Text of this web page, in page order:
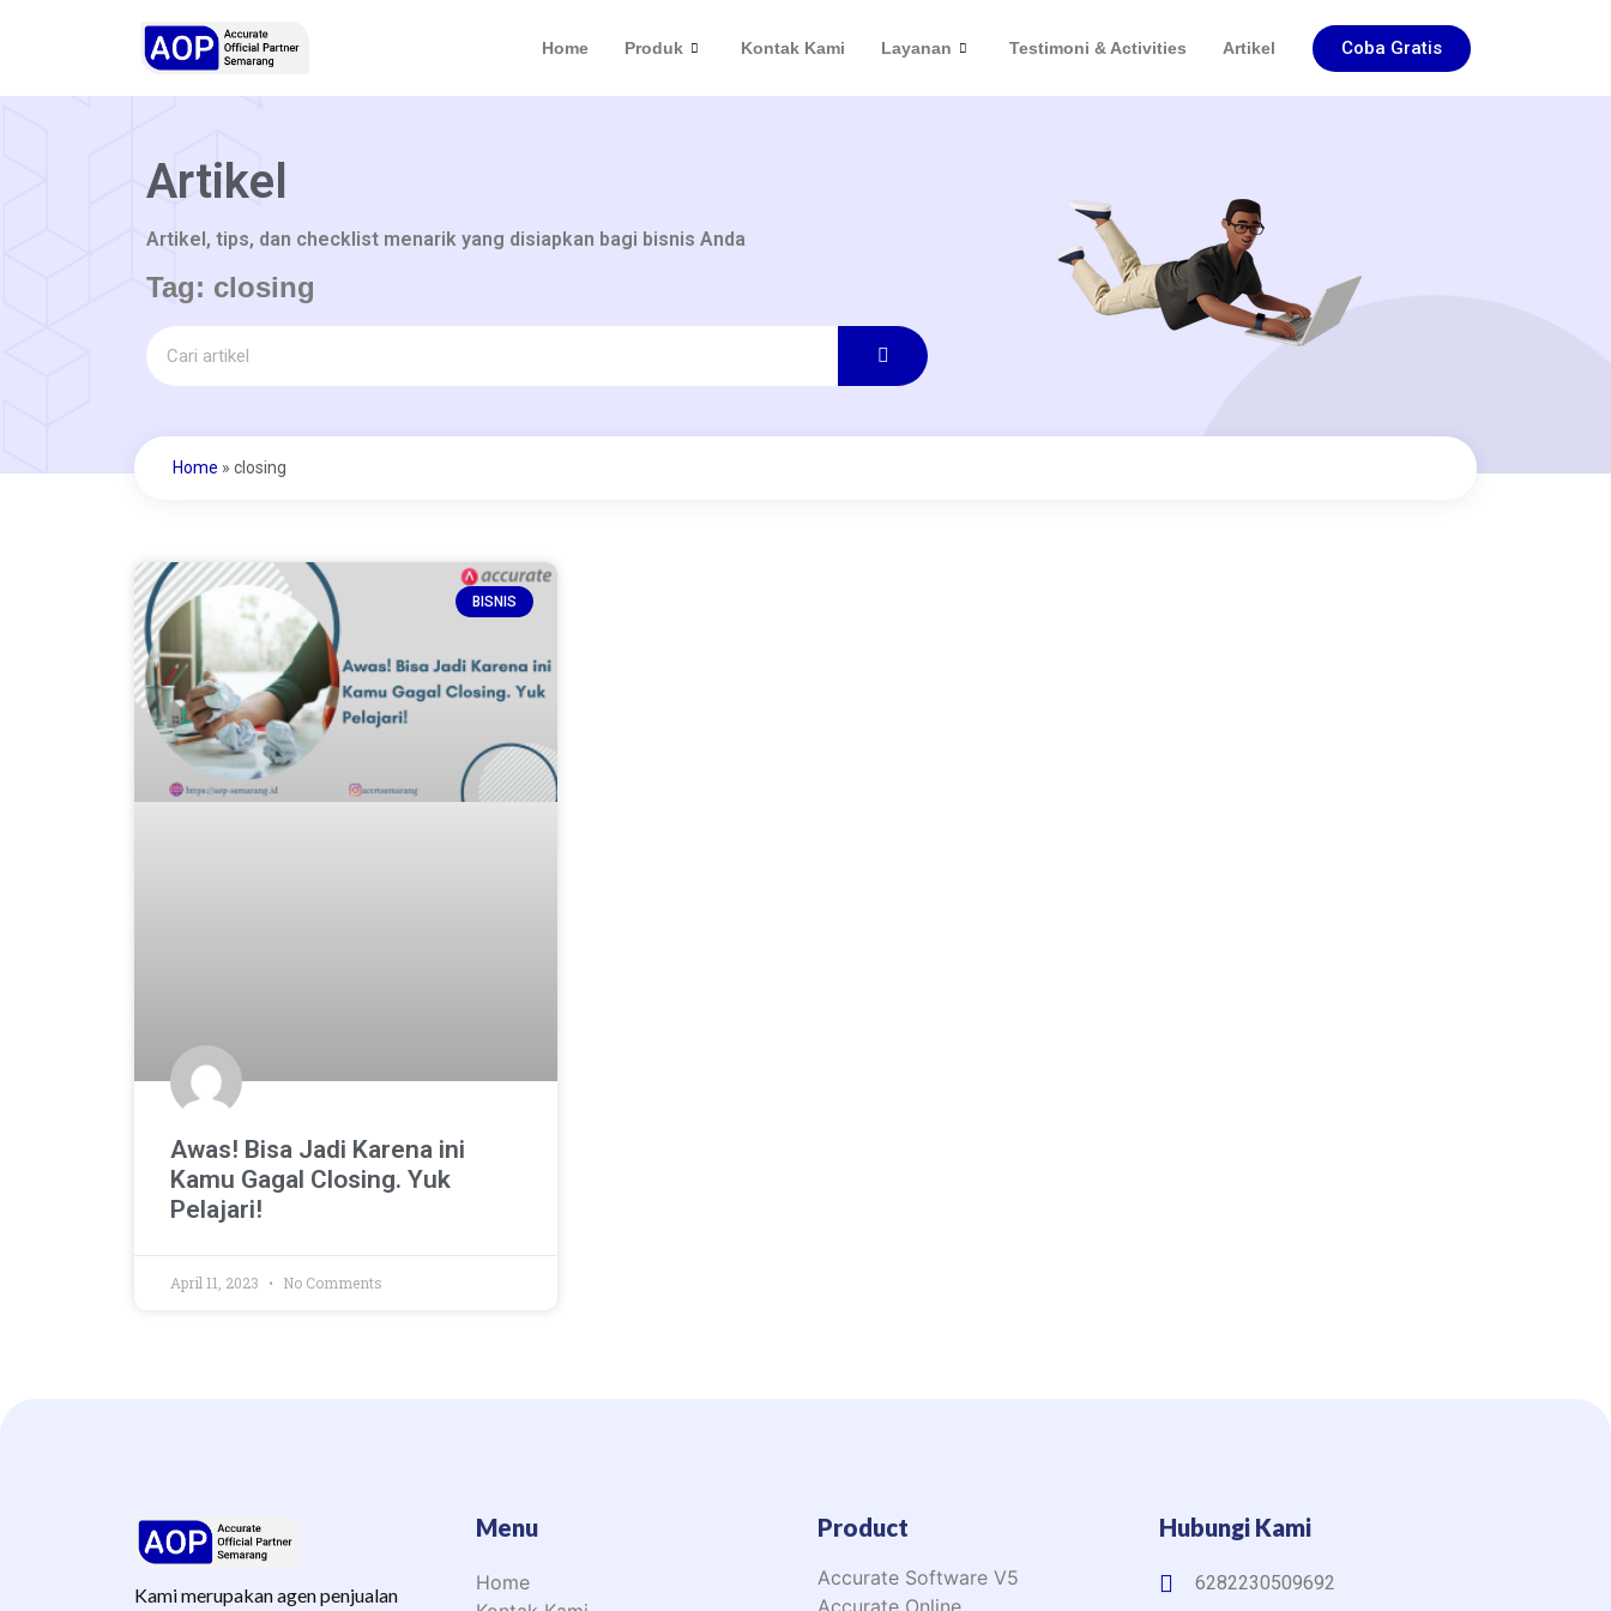
Home Produk Kontak Kami Layanan Testimoni & Activities Artikel Coba Gratis
Artikel
Artikel, tips, dan checklist menarik yang disiapkan bagi bisnis Anda
Tag: closing
Home » closing
BISNIS
Awas! Bisa Jadi Karena ini
Kamu Gagal Closing. Yuk
Pelajari!
April 11, 2023 No Comments
Kami merupakan agen penjualan
Menu
Home
Product
Accurate Software V5
Accurate Online
Hubungi Kami
6282230509692